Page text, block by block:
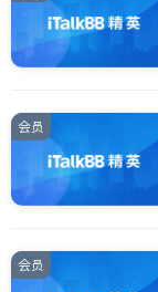
会员
会员